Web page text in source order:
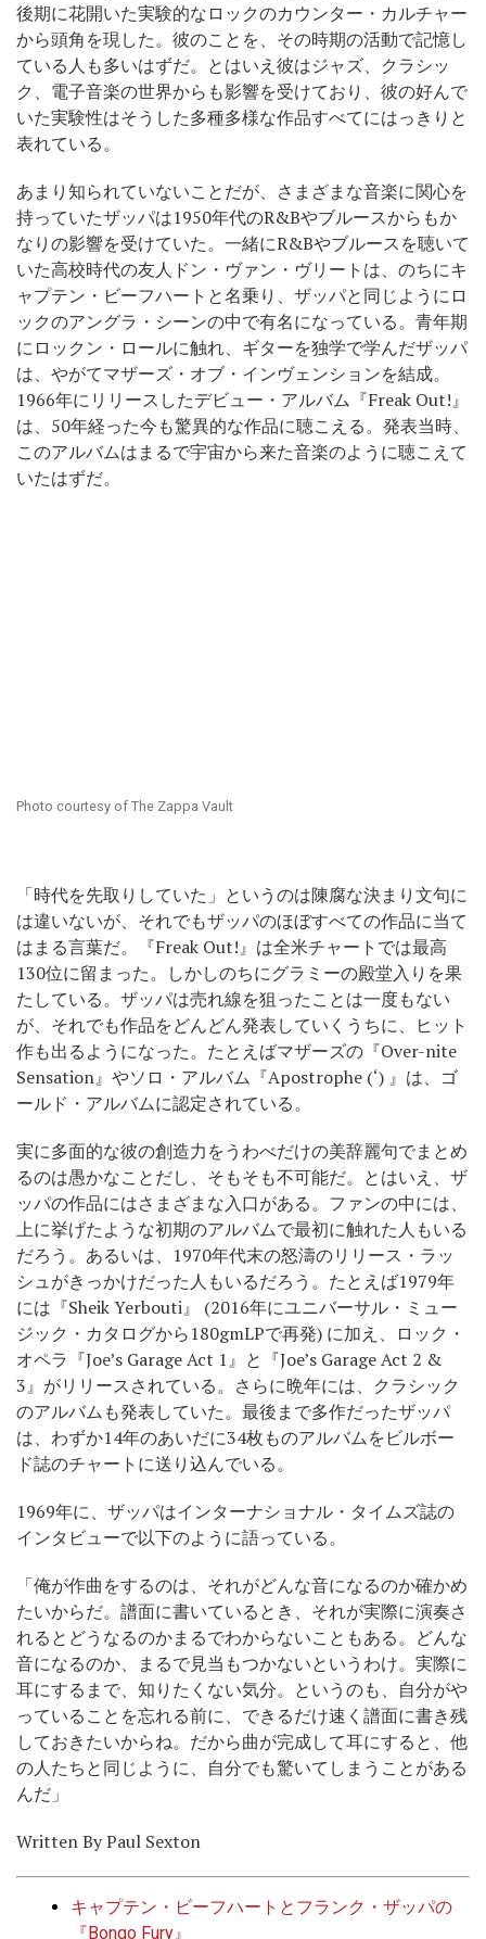
後期に花開いた実験的なロックのカウンター・カルチャー
から頭角を現した。彼のことを、その時期の活動で記憶し
ている人も多いはずだ。とはいえ彼はジャズ、クラシッ
ク、電子音楽の世界からも影響を受けており、彼の好んで
いた実験性はそうした多種多様な作品すべてにはっきりと
表れている。
あまり知られていないことだが、さまざまな音楽に関心を
持っていたザッパは1950年代のR&Bやブルースからもか
なりの影響を受けていた。一緒にR&Bやブルースを聴いて
いた高校時代の友人ドン・ヴァン・ヴリートは、のちにキ
ャプテン・ビーフハートと名乗り、ザッパと同じようにロ
ックのアングラ・シーンの中で有名になっている。青年期
にロックン・ロールに触れ、ギターを独学で学んだザッパ
は、やがてマザーズ・オブ・インヴェンションを結成。
1966年にリリースしたデビュー・アルバム『Freak Out!』
は、50年経った今も驚異的な作品に聴こえる。発表当時、
このアルバムはまるで宇宙から来た音楽のように聴こえて
いたはずだ。
Photo courtesy of The Zappa Vault
「時代を先取りしていた」というのは陳腐な決まり文句に
は違いないが、それでもザッパのほぼすべての作品に当て
はまる言葉だ。『Freak Out!』は全米チャートでは最高
130位に留まった。しかしのちにグラミーの殿堂入りを果
たしている。ザッパは売れ線を狙ったことは一度もない
が、それでも作品をどんどん発表していくうちに、ヒット
作も出るようになった。たとえばマザーズの『Over-nite
Sensation』やソロ・アルバム『Apostrophe (‘) 』は、ゴ
ールド・アルバムに認定されている。
実に多面的な彼の創造力をうわべだけの美辞麗句でまとめ
るのは愚かなことだし、そもそも不可能だ。とはいえ、ザ
ッパの作品にはさまざまな入口がある。ファンの中には、
上に挙げたような初期のアルバムで最初に触れた人もいる
だろう。あるいは、1970年代末の怒濤のリリース・ラッ
シュがきっかけだった人もいるだろう。たとえば1979年
には『Sheik Yerbouti』 (2016年にユニバーサル・ミュー
ジック・カタログから180gmLPで再発) に加え、ロック・
オペラ『Joe’s Garage Act 1』と『Joe’s Garage Act 2 &
3』がリリースされている。さらに晩年には、クラシック
のアルバムも発表していた。最後まで多作だったザッパ
は、わずか14年のあいだに34枚ものアルバムをビルボー
ド誌のチャートに送り込んでいる。
1969年に、ザッパはインターナショナル・タイムズ誌の
インタビューで以下のように語っている。
「俺が作曲をするのは、それがどんな音になるのか確かめ
たいからだ。譜面に書いているとき、それが実際に演奏さ
れるとどうなるのかまるでわからないこともある。どんな
音になるのか、まるで見当もつかないというわけ。実際に
耳にするまで、知りたくない気分。というのも、自分がや
っていることを忘れる前に、できるだけ速く譜面に書き残
しておきたいからね。だから曲が完成して耳にすると、他
の人たちと同じように、自分でも驚いてしまうことがある
んだ」
Written By Paul Sexton
キャプテン・ビーフハートとフランク・ザッパの
『Bongo Fury』